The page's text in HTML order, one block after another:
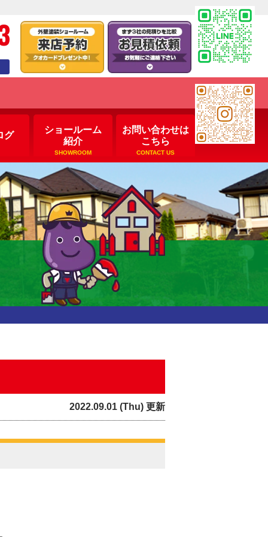
グ
ショールーム
紹介
SHOWROOM
お問い合わせは
こちら
CONTACT US
2022.09.01 (Thu) 更新